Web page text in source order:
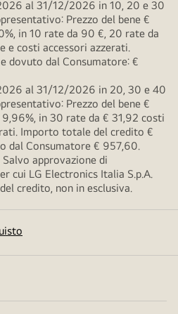
al 31/12/2026 in 10, 20 e 30
Prezzo del bene €
in 10 rate da 90 €, 20 rate da
e costi accessori azzerati.
dovuto dal Consumatore: €
al 31/12/2026 in 20, 30 e 40
Prezzo del bene €
in 30 rate da € 31,92 costi
Importo totale del credito €
dal Consumatore € 957,60.
approvazione di
cui LG Electronics Italia S.p.A.
credito, non in esclusiva.